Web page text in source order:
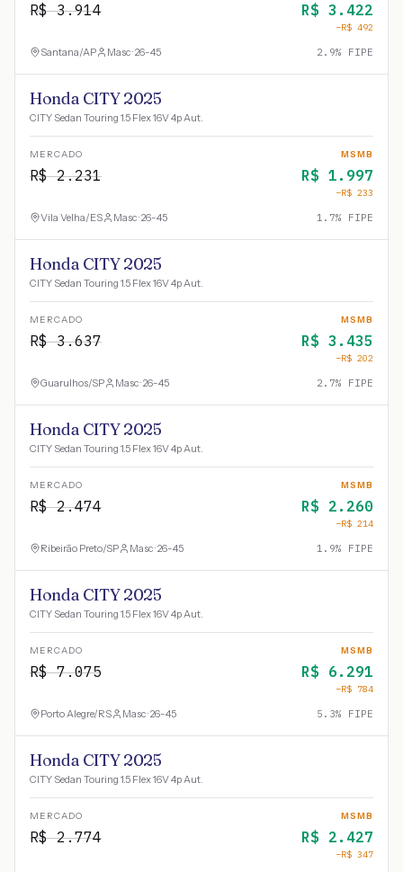
R$3.914 R$ 3.422
−R$ 492
Santana/AP Masc · 26-45 2.9% FIPE
Honda CITY 2025
CITY Sedan Touring 1.5 Flex 16V 4p Aut.
MERCADO
R$2.231
MSMB
R$ 1.997
−R$ 233
Vila Velha/ES Masc · 26-45 1.7% FIPE
Honda CITY 2025
CITY Sedan Touring 1.5 Flex 16V 4p Aut.
MERCADO
R$3.637
MSMB
R$ 3.435
−R$ 202
Guarulhos/SP Masc · 26-45 2.7% FIPE
Honda CITY 2025
CITY Sedan Touring 1.5 Flex 16V 4p Aut.
MERCADO
R$2.474
MSMB
R$ 2.260
−R$ 214
Ribeirão Preto/SP Masc · 26-45 1.9% FIPE
Honda CITY 2025
CITY Sedan Touring 1.5 Flex 16V 4p Aut.
MERCADO
R$7.075
MSMB
R$ 6.291
−R$ 784
Porto Alegre/RS Masc · 26-45 5.3% FIPE
Honda CITY 2025
CITY Sedan Touring 1.5 Flex 16V 4p Aut.
MERCADO
R$2.774
MSMB
R$ 2.427
−R$ 347